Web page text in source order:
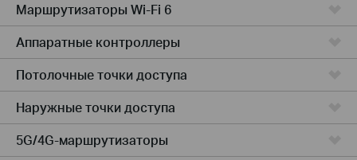
Маршрутизаторы Wi-Fi 6
Аппаратные контроллеры
Потолочные точки доступа
Наружные точки доступа
5G/4G-маршрутизаторы